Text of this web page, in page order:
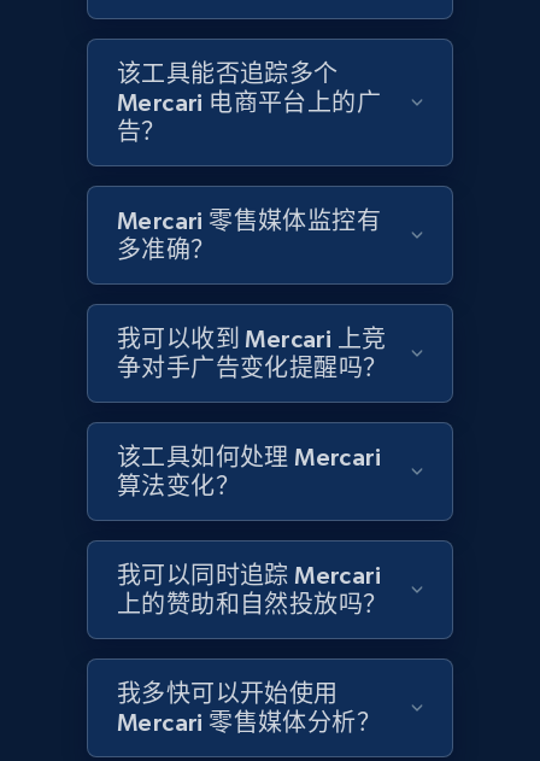
1.9K+ 323+ 立即开始
Amazon products search
Asin, URL, Name, Sponsored, Initial price, Final
price, Currency, Sold, and more.
1.6K+ 181+
Target
URL, Product id, Title, Product description,
Rating, Reviews count, Initial price, Discount,
and more.
specified keywords
URL, Product id, Title, Product description,
Rating, Reviews count, Initial price, Discount,
该工具能否追踪多个
Mercari 电商平台上的广
告？
Mercari 零售媒体监控有
多准确？
我可以收到 Mercari 上竞
争对手广告变化提醒吗？
该工具如何处理 Mercari
算法变化？
我可以同时追踪 Mercari
上的赞助和自然投放吗？
我多快可以开始使用
Mercari 零售媒体分析？